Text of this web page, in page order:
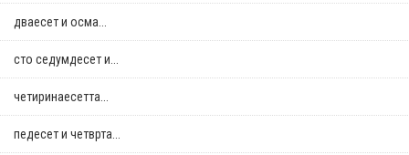
дваесет и осма...
сто седумдесет и...
четиринаесетта...
педесет и четврта...